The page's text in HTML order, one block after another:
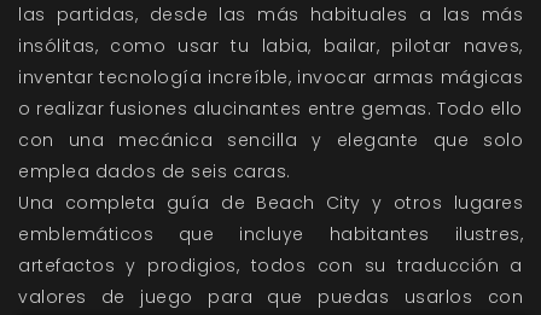
las partidas, desde las más habituales a las más
insólitas, como usar tu labia, bailar, pilotar naves,
inventar tecnología increíble, invocar armas mágicas
o realizar fusiones alucinantes entre gemas. Todo ello
con una mecánica sencilla y elegante que solo
emplea dados de seis caras.
Una completa guía de Beach City y otros lugares
emblemáticos que incluye habitantes ilustres,
artefactos y prodigios, todos con su traducción a
valores de juego para que puedas usarlos con